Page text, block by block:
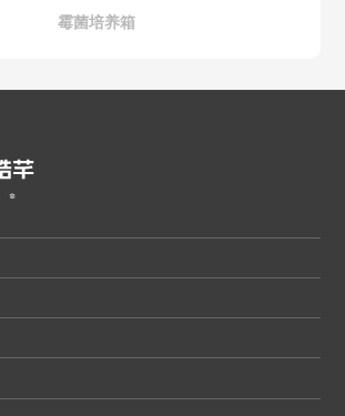
霉菌培养箱